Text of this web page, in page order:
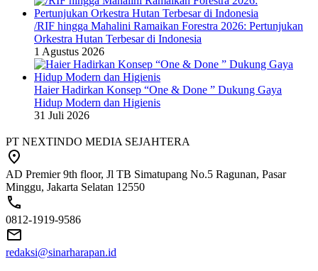
/RIF hingga Mahalini Ramaikan Forestra 2026: Pertunjukan
Orkestra Hutan Terbesar di Indonesia
1 Agustus 2026
Haier Hadirkan Konsep “One & Done ” Dukung Gaya
Hidup Modern dan Higienis
31 Juli 2026
PT NEXTINDO MEDIA SEJAHTERA
AD Premier 9th floor, Jl TB Simatupang No.5 Ragunan, Pasar
Minggu, Jakarta Selatan 12550
0812-1919-9586
redaksi@sinarharapan.id